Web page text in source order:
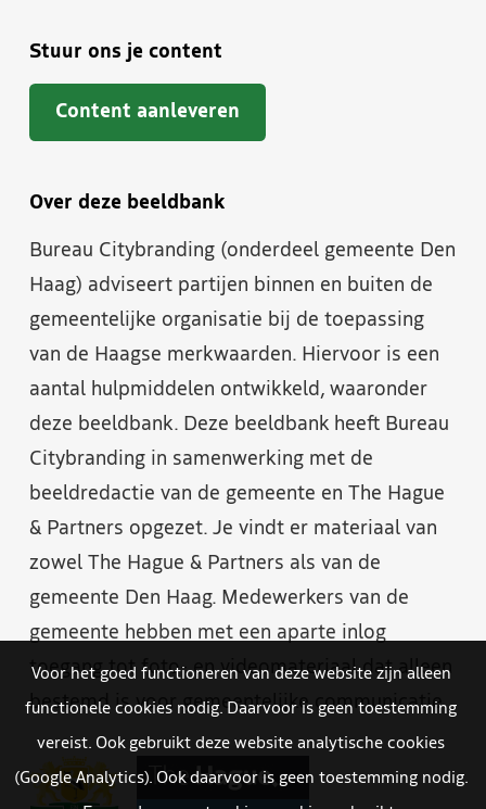
Stuur ons je content
Content aanleveren
Over deze beeldbank
Bureau Citybranding (onderdeel gemeente Den
Haag) adviseert partijen binnen en buiten de
gemeentelijke organisatie bij de toepassing
van de Haagse merkwaarden. Hiervoor is een
aantal hulpmiddelen ontwikkeld, waaronder
deze beeldbank. Deze beeldbank heeft Bureau
Citybranding in samenwerking met de
beeldredactie van de gemeente en The Hague
& Partners opgezet. Je vindt er materiaal van
zowel The Hague & Partners als van de
gemeente Den Haag. Medewerkers van de
gemeente hebben met een aparte inlog
toegang tot foto- en videomateriaal dat alleen
bestemd is voor gemeentelijke communicatie.
Voor het goed functioneren van deze website zijn alleen
functionele cookies nodig. Daarvoor is geen toestemming
vereist. Ook gebruikt deze website analytische cookies
(Google Analytics). Ook daarvoor is geen toestemming nodig.